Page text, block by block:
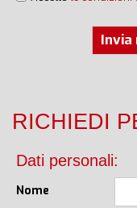
RICHIEDI
Dati personali:
Nome